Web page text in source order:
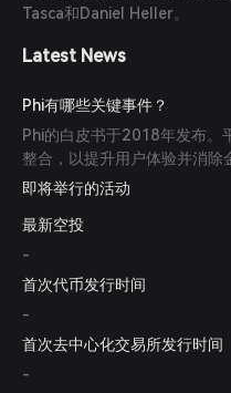
Tasca和Daniel Heller。
Latest News
Phi有哪些关键事件？
Phi的白皮书于2018年发布。
整合，以提升用户体验并消除
即将举行的活动
最新空投
-
首次代币发行时间
-
首次去中心化交易所发行时间
-